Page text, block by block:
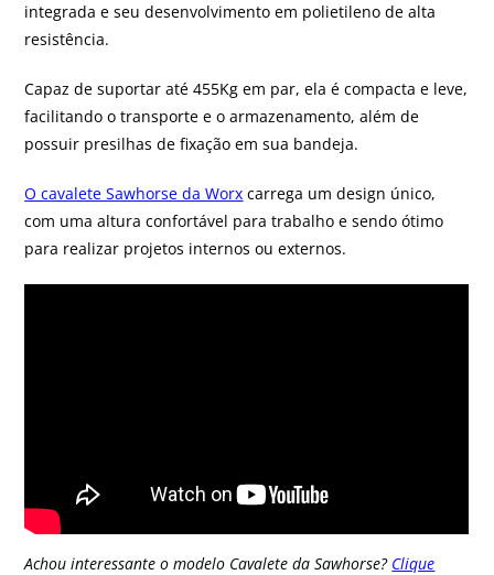
integrada e seu desenvolvimento em polietileno de alta
resistência.
Capaz de suportar até 455Kg em par, ela é compacta e leve,
facilitando o transporte e o armazenamento, além de
possuir presilhas de fixação em sua bandeja.
O cavalete Sawhorse da Worx carrega um design único,
com uma altura confortável para trabalho e sendo ótimo
para realizar projetos internos ou externos.
Achou interessante o modelo Cavalete da Sawhorse? Clique